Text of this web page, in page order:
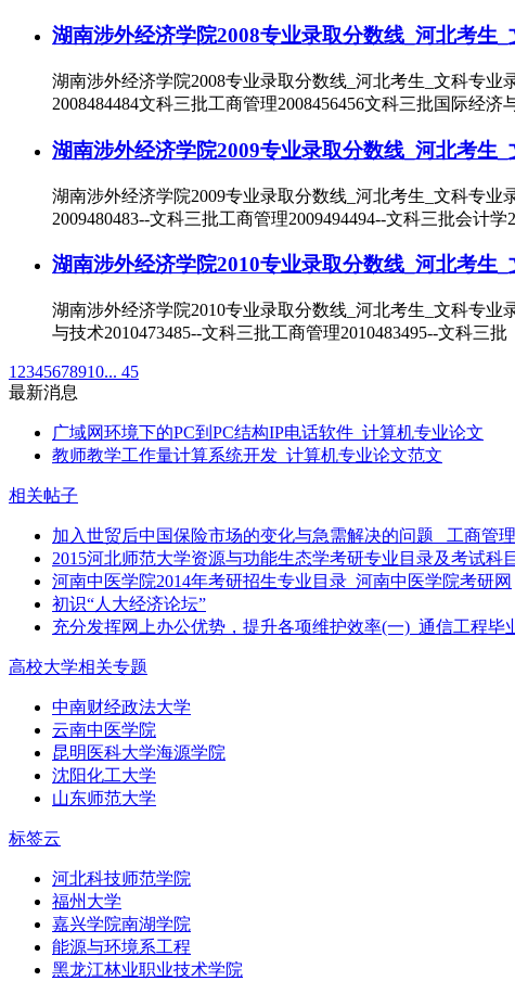
湖南涉外经济学院2008专业录取分数线_河北考生
湖南涉外经济学院2008专业录取分数线_河北考生_文科专
2008484484文科三批工商管理2008456456文科三批国际经济
湖南涉外经济学院2009专业录取分数线_河北考生
湖南涉外经济学院2009专业录取分数线_河北考生_文科专
2009480483--文科三批工商管理2009494494--文科三批会计
湖南涉外经济学院2010专业录取分数线_河北考生
湖南涉外经济学院2010专业录取分数线_河北考生_文科专
与技术2010473485--文科三批工商管理2010483495--文科三批
1 2345678910... 45
最新消息
广域网环境下的PC到PC结构IP电话软件_计算机专业论文
教师教学工作量计算系统开发_计算机专业论文范文
相关帖子
加入世贸后中国保险市场的变化与急需解决的问题 _工商管
2015河北师范大学资源与功能生态学考研专业目录及考试科
河南中医学院2014年考研招生专业目录_河南中医学院考研网
初识“人大经济论坛”
充分发挥网上办公优势，提升各项维护效率(一)_通信工程毕
高校大学相关专题
中南财经政法大学
云南中医学院
昆明医科大学海源学院
沈阳化工大学
山东师范大学
标签云
河北科技师范学院
福州大学
嘉兴学院南湖学院
能源与环境系工程
黑龙江林业职业技术学院